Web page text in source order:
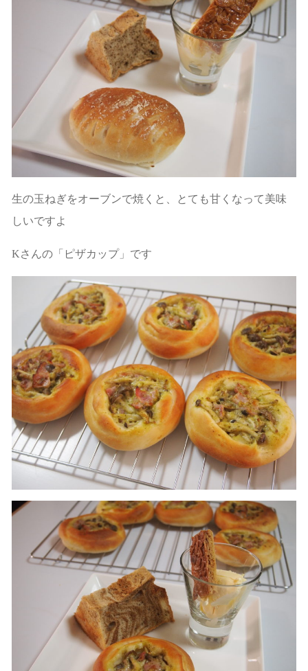
生の玉ねぎをオーブンで焼くと、とても甘くなって美味
しいですよ
Kさんの「ピザカップ」です